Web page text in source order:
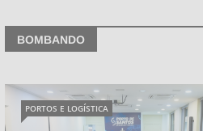
BOMBANDO
PORTOS E LOGÍSTICA